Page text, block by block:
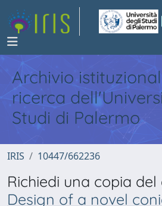
Archivio
ricerca
Studi di Palermo
IRIS 10447/662236
Richiedi una copia
Design of a novel